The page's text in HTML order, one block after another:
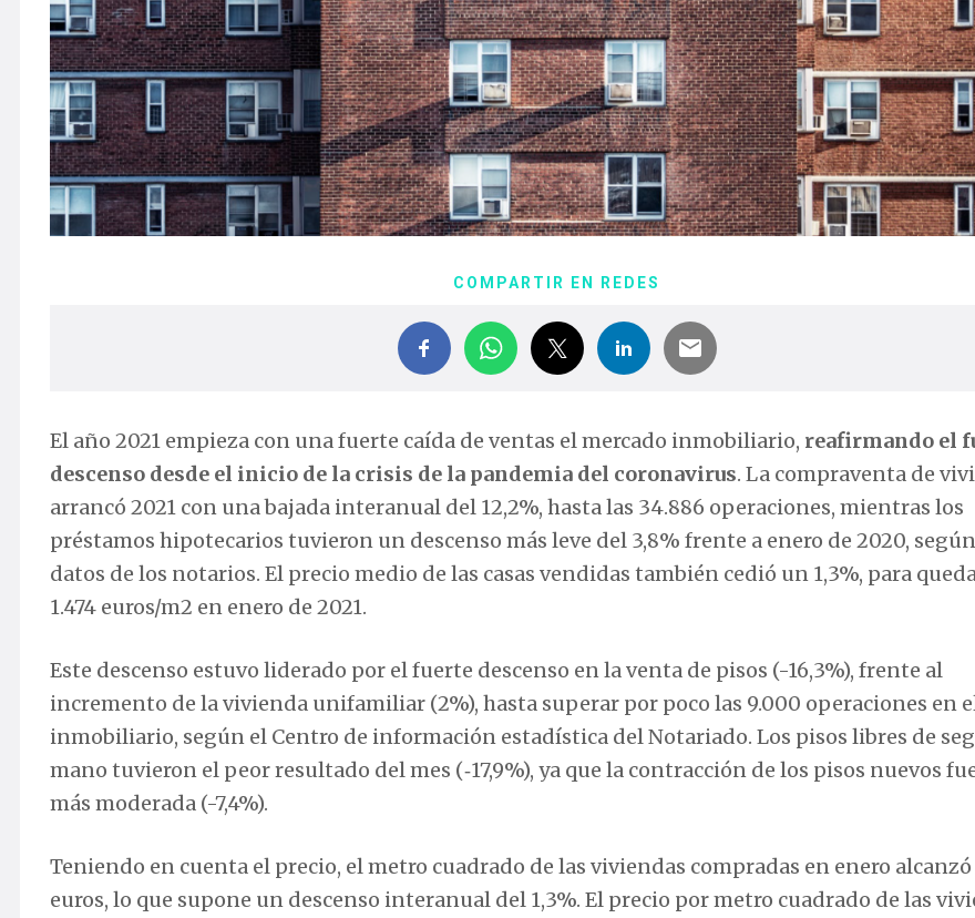
COMPARTIR EN REDES
El año 2021 empieza con una fuerte caída de ventas el mercado inmobiliario, reafirmando el
descenso desde el inicio de la crisis de la pandemia del coronavirus. La compraventa de
arrancó 2021 con una bajada interanual del 12,2%, hasta las 34.886 operaciones, mientras los
préstamos hipotecarios tuvieron un descenso más leve del 3,8% frente a enero de 2020,
datos de los notarios. El precio medio de las casas vendidas también cedió un 1,3%, para
1.474 euros/m2 en enero de 2021.
Este descenso estuvo liderado por el fuerte descenso en la venta de pisos (-16,3%), frente al
incremento de la vivienda unifamiliar (2%), hasta superar por poco las 9.000 operaciones en
inmobiliario, según el Centro de información estadística del Notariado. Los pisos libres de
mano tuvieron el peor resultado del mes (‑17,9%), ya que la contracción de los pisos nuevos
más moderada (-7,4%).
Teniendo en cuenta el precio, el metro cuadrado de las viviendas compradas en enero alcanzó
euros, lo que supone un descenso interanual del 1,3%. El precio por metro cuadrado de las